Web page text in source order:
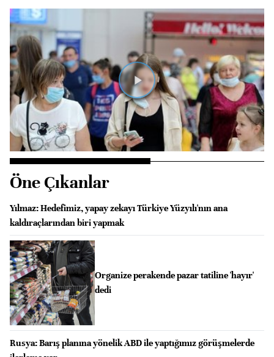
Videoyu
Oynat
Öne Çıkanlar
Yılmaz: Hedefimiz, yapay zekayı Türkiye Yüzyılı'nın ana
kaldıraçlarından biri yapmak
Organize perakende pazar tatiline 'hayır'
dedi
Rusya: Barış planına yönelik ABD ile yaptığımız görüşmelerde